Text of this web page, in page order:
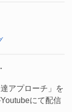
アプローチ」を
にて配信